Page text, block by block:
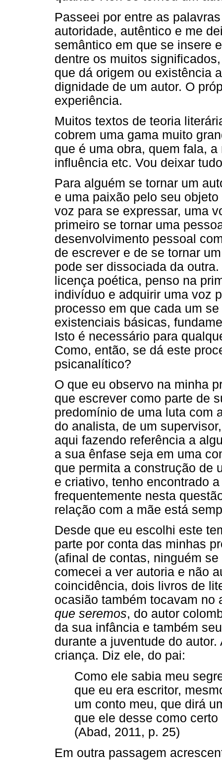
Passeei por entre as
autoridade, autêntico e me
semântico em que se insere
dentre os muitos
que dá origem ou existência
dignidade de um autor. O
experiência.
Muitos textos de teoria
cobrem uma gama muito
que é uma obra, quem fala,
influência etc. Vou deixar
Para alguém se tornar um
e uma paixão pelo seu
voz para se expressar, uma
primeiro se tornar uma
desenvolvimento pessoal
de escrever e de se tornar
pode ser dissociada da
licença poética, penso na
indivíduo e adquirir uma voz
processo em que cada um
existenciais básicas,
Isto é necessário para
Como, então, se dá este
psicanalítico?
O que eu observo na minha
que escrever como parte de
predomínio de uma luta com
do analista, de um
aqui fazendo referência a
a sua ênfase seja em uma
que permita a construção de
e criativo, tenho encontrado
frequentemente nesta
relação com a mãe está
Desde que eu escolhi este
parte por conta das minhas
(afinal de contas, ninguém
comecei a ver autoria e não
coincidência, dois livros de
ocasião também tocavam
que seremos, do autor
da sua infância e também
durante a juventude do
criança. Diz ele, do pai:
Como ele sabia meu
que eu era escritor,
um conto meu, que dirá
que ele desse como
(Abad, 2011, p. 25)
Em outra passagem